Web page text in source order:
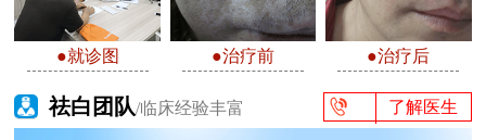
●就诊图 ●治疗前 ●治疗后
祛白团队/临床经验丰富 了解医生